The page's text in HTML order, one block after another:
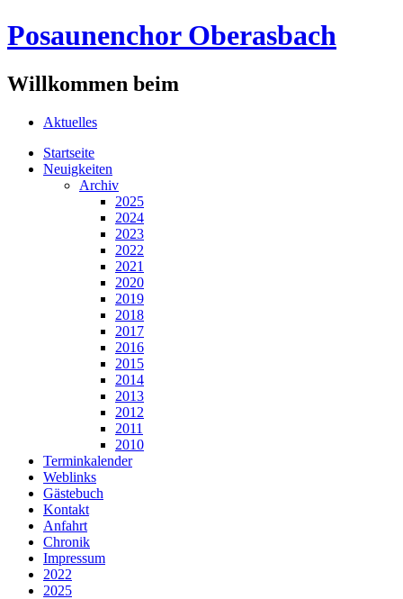
Posaunenchor Oberasbach
Willkommen beim
Aktuelles
Startseite
Neuigkeiten
Archiv
2025
2024
2023
2022
2021
2020
2019
2018
2017
2016
2015
2014
2013
2012
2011
2010
Terminkalender
Weblinks
Gästebuch
Kontakt
Anfahrt
Chronik
Impressum
2022
2025